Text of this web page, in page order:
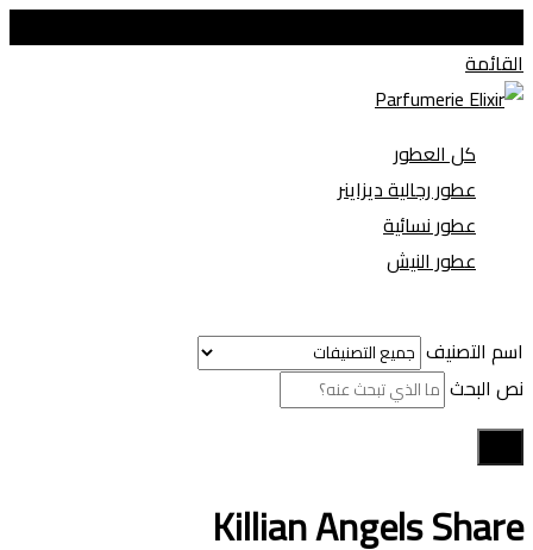
القائمة
كل العطور
عطور رجالية ديزاينر
عطور نسائية
عطور النيش
اسم التصنيف
نص البحث
Killian Angels Share